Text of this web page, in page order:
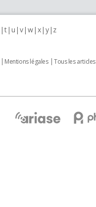
t u v w x y z
Mentions légales Tous les articles